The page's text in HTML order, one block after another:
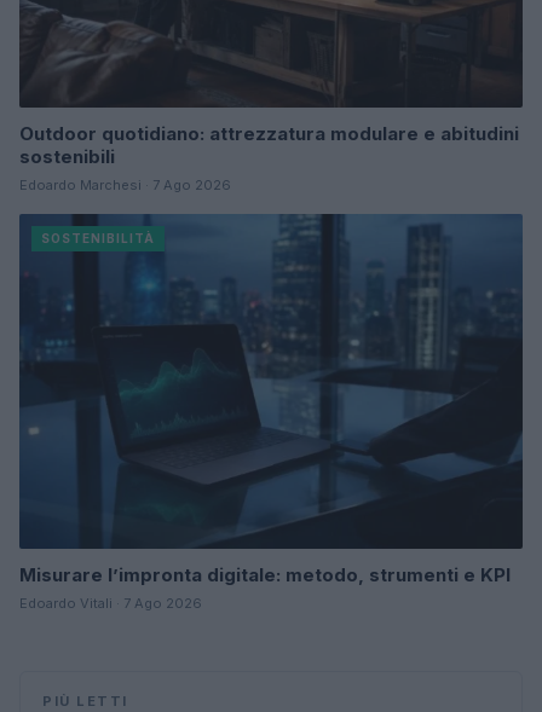
Outdoor quotidiano: attrezzatura modulare e abitudini
sostenibili
Edoardo Marchesi · 7 Ago 2026
SOSTENIBILITÀ
Misurare l’impronta digitale: metodo, strumenti e KPI
Edoardo Vitali · 7 Ago 2026
PIÙ LETTI